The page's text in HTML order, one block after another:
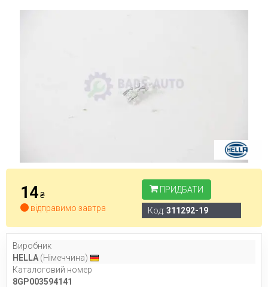
14₴
відправимо завтра
ПРИДБАТИ
Код: 311292-19
Виробник
HELLA (Німеччина)
Каталоговий номер
8GP003594141